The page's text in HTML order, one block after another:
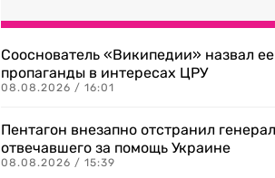
Сооснователь «Википедии» назвал
пропаганды в интересах ЦРУ
08.08.2026 / 16:01
Пентагон внезапно отстранил
отвечавшего за помощь Украине
08.08.2026 / 15:39